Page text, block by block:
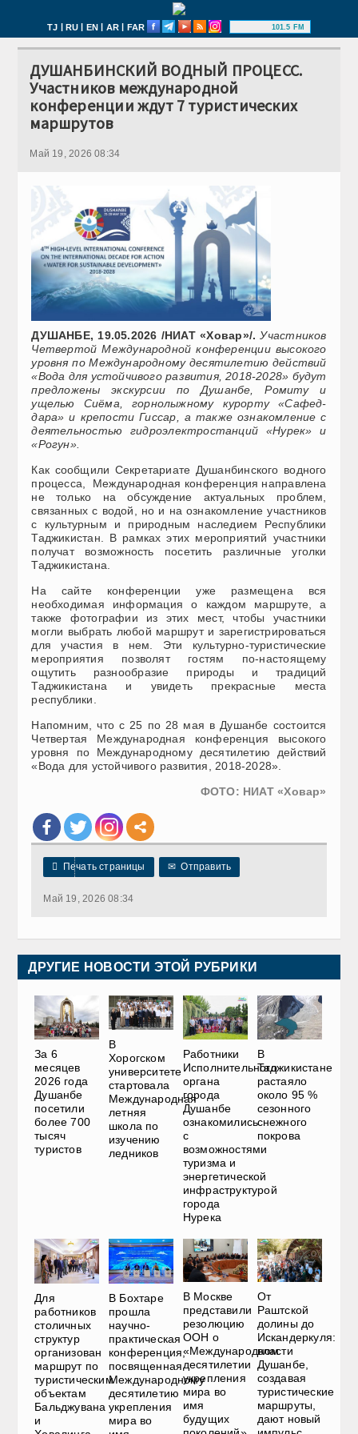
TJ | RU | EN | AR | FAR 101.5 FM
ДУШАНБИНСКИЙ ВОДНЫЙ ПРОЦЕСС.
Участников международной
конференции ждут 7 туристических
маршрутов
Май 19, 2026 08:34
ДУШАНБЕ, 19.05.2026 /НИАТ «Ховар»/. Участников
Четвертой Международной конференции высокого
уровня по Международному десятилетию действий
«Вода для устойчивого развития, 2018-2028» будут
предложены экскурсии по Душанбе, Ромиту и
ущелью Сиёма, горнолыжному курорту «Сафед-
дара» и крепости Гиссар, а также ознакомление с
деятельностью гидроэлектростанций «Нурек» и
«Рогун».
Как сообщили Секретариате Душанбинского водного
процесса, Международная конференция направлена
не только на обсуждение актуальных проблем,
связанных с водой, но и на ознакомление участников
с культурным и природным наследием Республики
Таджикистан. В рамках этих мероприятий участники
получат возможность посетить различные уголки
Таджикистана.
На сайте конференции уже размещена вся
необходимая информация о каждом маршруте, а
также фотографии из этих мест, чтобы участники
могли выбрать любой маршрут и зарегистрироваться
для участия в нем. Эти культурно-туристические
мероприятия позволят гостям по-настоящему
ощутить разнообразие природы и традиций
Таджикистана и увидеть прекрасные места
республики.
Напомним, что с 25 по 28 мая в Душанбе состоится
Четвертая Международная конференция высокого
уровня по Международному десятилетию действий
«Вода для устойчивого развития, 2018-2028».
ФОТО: НИАТ «Ховар»
 Печать страницы ✉ Отправить
Май 19, 2026 08:34
ДРУГИЕ НОВОСТИ ЭТОЙ РУБРИКИ
За 6
месяцев
2026 года
Душанбе
посетили
более 700
тысяч
туристов
В
Хорогском
университете
стартовала
Международная
летняя
школа по
изучению
ледников
Работники
Исполнительного
органа
города
Душанбе
ознакомились
с
возможностями
туризма и
энергетической
инфраструктурой
города
Нурека
В
Таджикистане
растаяло
около 95 %
сезонного
снежного
покрова
Для
работников
столичных
структур
организован
маршрут по
туристическим
объектам
Бальджувана
и
В Бохтаре
прошла
научно-
практическая
конференция,
посвященная
Международному
десятилетию
укрепления
мира во
В Москве
представили
резолюцию
ООН о
«Международном
десятилетии
укрепления
мира во
имя
будущих
От
Раштcкой
долины до
Искандеркуля:
власти
Душанбе,
создавая
туристические
маршруты,
дают новый